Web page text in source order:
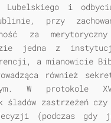
Lubelskiego i
przy
za
jedna z
a mianowicie
również
W protokole
śladów zastrzeżeń czy
(podczas gdy